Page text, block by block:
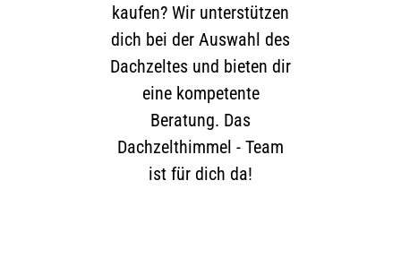
kaufen? Wir unterstützen
dich bei der Auswahl des
Dachzeltes und bieten dir
eine kompetente
Beratung. Das
Dachzelthimmel - Team
ist für dich da!